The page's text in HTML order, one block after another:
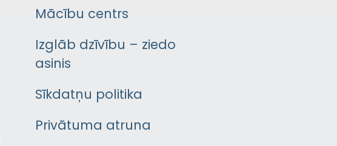
Mācību centrs
Izglāb dzīvību – ziedo
asinis
Sīkdatņu politika
Privātuma atruna